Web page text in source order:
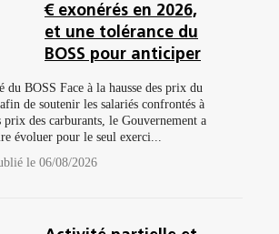
€ exonérés en 2026,
et une tolérance du
BOSS pour anticiper
du BOSS Face à la hausse des prix du
de soutenir les salariés confrontés à
prix des carburants, le Gouvernement a
évoluer pour le seul exerci...
le 06/08/2026